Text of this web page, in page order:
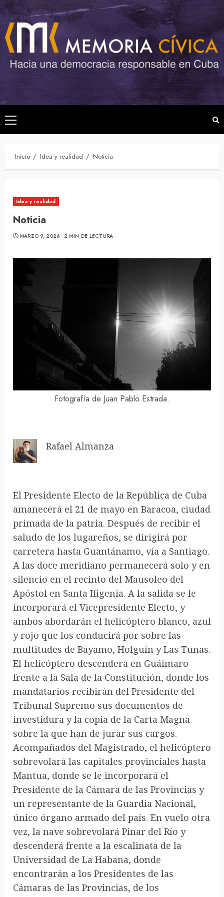
Saltar
al
contenido
Menú
principal
Inicio Idea y realidad Noticia
Idea y realidad
Noticia
MARZO 9, 2026 2 MIN DE LECTURA
Fotografía de Juan Pablo Estrada.
Rafael Almanza
El Presidente Electo de la República de Cuba
amanecerá el 21 de mayo en Baracoa, ciudad
primada de la patria. Después de recibir el
saludo de los lugareños, se dirigirá por
carretera hasta Guantánamo, vía a Santiago.
A las doce meridiano permanecerá solo y en
silencio en el recinto del Mausoleo del
Apóstol en Santa Ifigenia. A la salida se le
incorporará el Vicepresidente Electo, y
ambos abordarán el helicóptero blanco, azul
y rojo que los conducirá por sobre las
multitudes de Bayamo, Holguín y Las Tunas.
El helicóptero descenderá en Guáimaro
frente a la Sala de la Constitución, donde los
mandatarios recibirán del Presidente del
Tribunal Supremo sus documentos de
investidura y la copia de la Carta Magna
sobre la que han de jurar sus cargos.
Acompañados del Magistrado, el helicóptero
sobrevolará las capitales provinciales hasta
Mantua, donde se le incorporará el
Presidente de la Cámara de las Provincias y
un representante de la Guardia Nacional,
único órgano armado del país. En vuelo otra
vez, la nave sobrevolará Pinar del Río y
descenderá frente a la escalinata de la
Universidad de La Habana, donde
encontrarán a los Presidentes de las
Cámaras de las Provincias, de los